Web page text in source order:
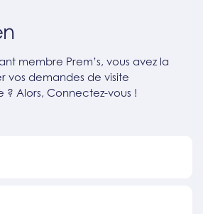
membre Prem’s, vous avez la
vos demandes de visite
Alors, Connectez-vous !